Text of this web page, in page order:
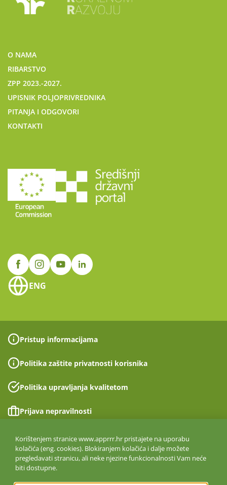
O NAMA
RIBARSTVO
ZPP 2023.-2027.
UPISNIK POLJOPRIVREDNIKA
PITANJA I ODGOVORI
KONTAKTI
ENG
Pristup informacijama
Politika zaštite privatnosti korisnika
Politika upravljanja kvalitetom
Prijava nepravilnosti
Izjava o pristupačnosti
Politika informacijske sigurnosti
ISO 27001:2022
Korištenjem stranice www.apprrr.hr pristajete na uporabu
kolačića (eng. cookies). Blokiranjem kolačića i dalje možete
pregledavati stranicu, ali neke njezine funkcionalnosti Vam neće
biti dostupne.